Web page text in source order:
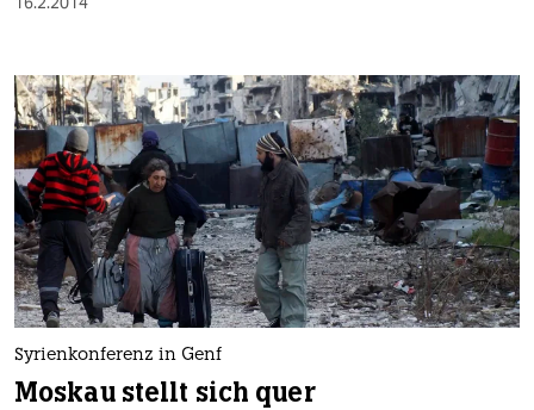
Syrienkonferenz in Genf
Moskau stellt sich quer